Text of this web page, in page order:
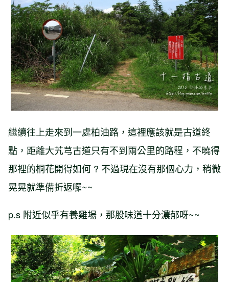
繼續往上走來到一處柏油路，這裡應該就是古道終
點，距離大艽芎古道只有不到兩公里的路程，不曉得
那裡的桐花開得如何 ? 不過現在沒有那個心力，稍微
晃晃就準備折返囉~~
p.s 附近似乎有養雞場，那股味道十分濃郁呀~~